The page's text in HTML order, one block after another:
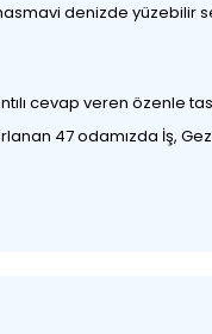
denizde yüzebilir
cevap veren
47 odamızda İş,